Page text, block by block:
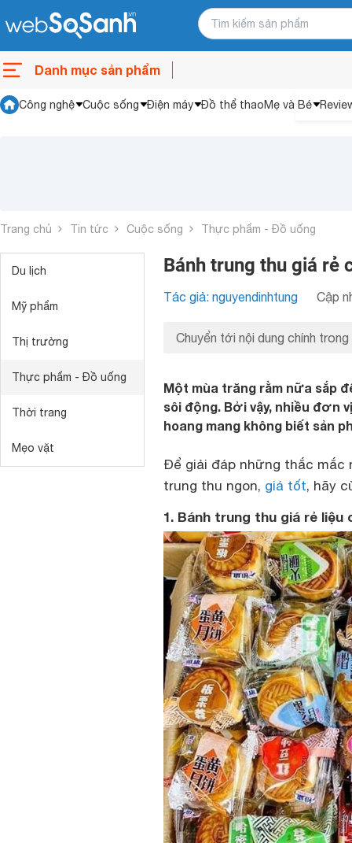
Danh mục sản phẩm
Công nghệ Cuộc sống Điện máy Đồ thể thaoMẹ và Bé
Trang chủ Tin tức Cuộc sống Thực phẩm - Đồ uống
Du lịch
Mỹ phẩm
Thị trường
Thực phẩm - Đồ uống
Thời trang
Mẹo vặt
Bánh trung thu giá rẻ
Tác giả: nguyendinhtung Cập
Chuyển tới nội dung chính trong
Một mùa trăng rằm nữa sắp
sôi động. Bởi vậy, nhiều đơn
hoang mang không biết sản
Để giải đáp những thắc mắc
trung thu ngon, giá tốt, hãy
1. Bánh trung thu giá rẻ